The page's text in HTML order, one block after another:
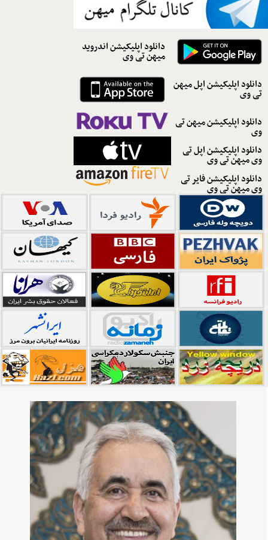
دانلود اپلیکیشن اندروید
میهن تی وی
دانلود اپلیکیشن اپل میهن
تی وی
دانلود اپلیکیشن میهن تی
وی
دانلود اپلیکیشن اپل تی
وی میهن تی وی
دانلود اپلیکیشن فایر تی
وی میهن تی وی